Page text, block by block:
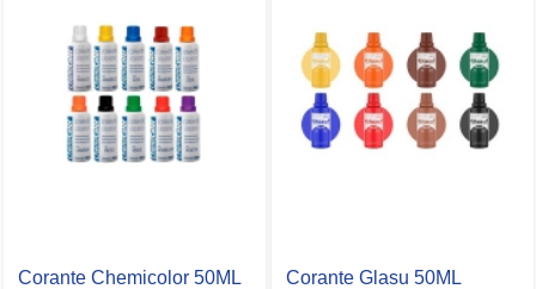
Corante Chemicolor 50ML Corante Glasu 50ML